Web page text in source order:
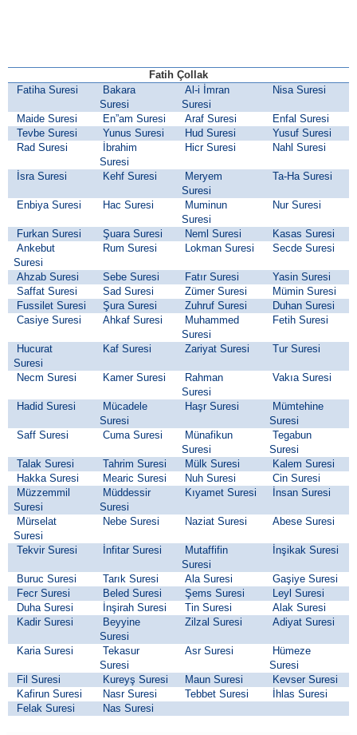
Fatih Çollak
Fatiha Suresi
Bakara
Suresi
Al-i İmran
Suresi
Nisa Suresi
Maide Suresi En”am Suresi Araf Suresi
Enfal Suresi
Tevbe Suresi
Yunus Suresi Hud Suresi
Yusuf Suresi
Rad Suresi
İbrahim
Suresi
Hicr Suresi Nahl Suresi
İsra Suresi Kehf Suresi
Meryem
Suresi
Ta-Ha Suresi
Enbiya Suresi Hac Suresi
Muminun
Suresi
Nur Suresi
Furkan Suresi Şuara Suresi Neml Suresi
Kasas Suresi
Ankebut
Suresi
Rum Suresi Lokman Suresi Secde Suresi
Ahzab Suresi Sebe Suresi Fatır Suresi
Yasin Suresi
Saffat Suresi
Sad Suresi Zümer Suresi
Mümin Suresi
Fussilet Suresi
Şura Suresi Zuhruf Suresi
Duhan Suresi
Casiye Suresi
Ahkaf Suresi
Muhammed
Suresi
Fetih Suresi
Hucurat
Suresi
Kaf Suresi Zariyat Suresi Tur Suresi
Necm Suresi Kamer Suresi
Rahman
Suresi
Vakıa Suresi
Hadid Suresi
Mücadele
Suresi
Haşr Suresi
Mümtehine
Suresi
Saff Suresi
Cuma Suresi
Münafikun
Suresi
Tegabun
Suresi
Talak Suresi
Tahrim Suresi Mülk Suresi
Kalem Suresi
Hakka Suresi
Mearic Suresi Nuh Suresi
Cin Suresi
Müzzemmil
Suresi
Müddessir
Suresi
Kıyamet Suresi İnsan Suresi
Mürselat
Suresi
Nebe Suresi Naziat Suresi Abese Suresi
Tekvir Suresi İnfitar Suresi
Mutaffifin
Suresi
İnşikak Suresi
Buruc Suresi Tarık Suresi Ala Suresi
Gaşiye Suresi
Fecr Suresi
Beled Suresi Şems Suresi
Leyl Suresi
Duha Suresi
İnşirah Suresi Tin Suresi
Alak Suresi
Kadir Suresi
Beyyine
Suresi
Zilzal Suresi Adiyat Suresi
Karia Suresi
Tekasur
Suresi
Asr Suresi
Hümeze
Suresi
Fil Suresi
Kureyş Suresi Maun Suresi
Kevser Suresi
Kafirun Suresi
Nasr Suresi Tebbet Suresi
İhlas Suresi
Felak Suresi
Nas Suresi